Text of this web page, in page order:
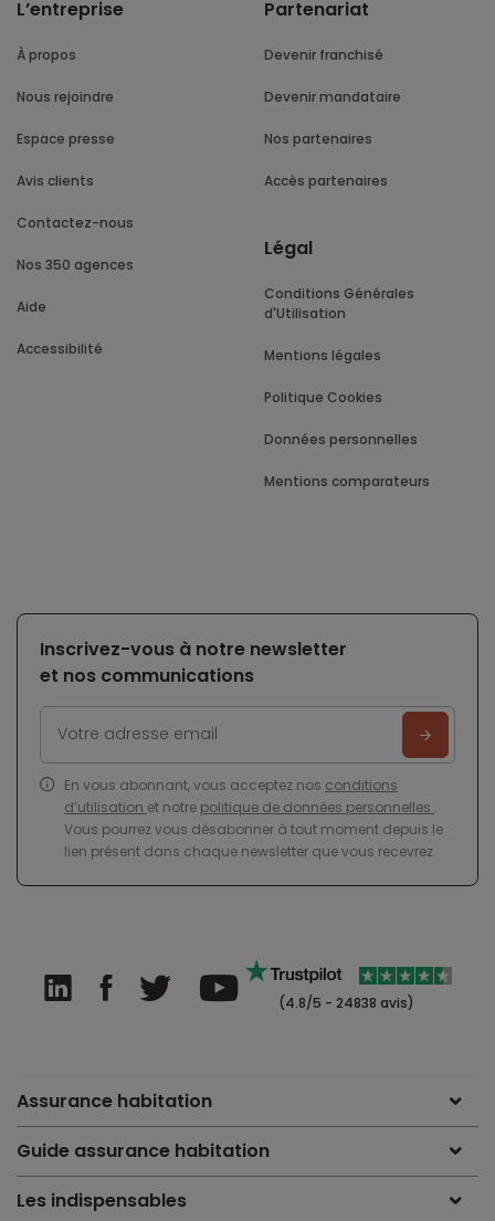
L’entreprise
À propos
Nous rejoindre
Espace presse
Avis clients
Contactez-nous
Nos 350 agences
Aide
Accessibilité
Partenariat
Devenir franchisé
Devenir mandataire
Nos partenaires
Accès partenaires
Légal
Conditions Générales
d'Utilisation
Mentions légales
Politique Cookies
Données personnelles
Mentions comparateurs
Inscrivez-vous à notre newsletter
et nos communications
En vous abonnant, vous acceptez nos conditions
d’utilisation et notre politique de données personnelles .
Vous pourrez vous désabonner à tout moment depuis le
lien présent dans chaque newsletter que vous recevrez.
(4.8/5 - 24838 avis)
Assurance habitation
Guide assurance habitation
Les indispensables